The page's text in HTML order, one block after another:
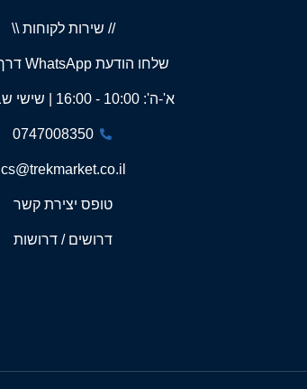
// שירות לקוחות \\
שלחו הודעת WhatsApp דרך האתר
א'-ה': 10:00 - 16:00 | שישי שבת סגור
0747008350
cs@trekmarket.co.il
טופס יצירת קשר
דרושים / דרושות